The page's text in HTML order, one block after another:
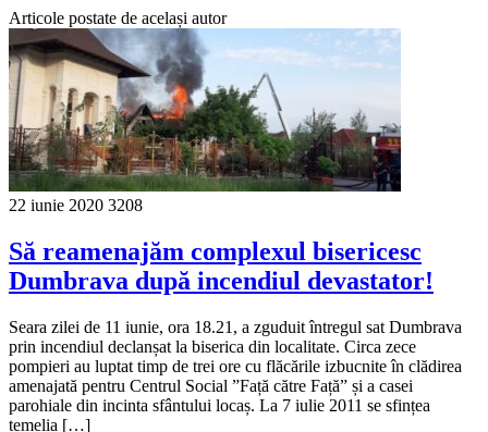
Articole postate de același autor
22 iunie 2020 3208
Să reamenajăm complexul bisericesc
Dumbrava după incendiul devastator!
Seara zilei de 11 iunie, ora 18.21, a zguduit întregul sat Dumbrava
prin incendiul declanșat la biserica din localitate. Circa zece
pompieri au luptat timp de trei ore cu flăcările izbucnite în clădirea
amenajată pentru Centrul Social ”Față către Față” și a casei
parohiale din incinta sfântului locaș. La 7 iulie 2011 se sfințea
temelia […]